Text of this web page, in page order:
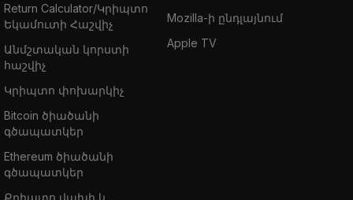
Return Calculator/Կրիպտո
Եկամուտի Հաշվիչ
Անմշտական կորստի
հաշվիչ
Կրիպտո փոխարկիչ
Bitcoin ծիածանի
գծապատկեր
Ethereum ծիածանի
գծապատկեր
Քրիպտո վախի և
Mozilla-ի ընդլայնում
Apple TV